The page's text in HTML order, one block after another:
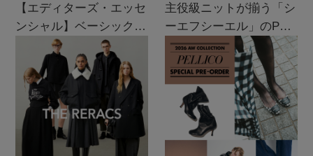
【エディターズ・エッセ
ンシャル】ベーシックと
トレンドが交差する16の
主役級ニットが揃う「シ
ーエフシーエル」のPOP
UPがスタート